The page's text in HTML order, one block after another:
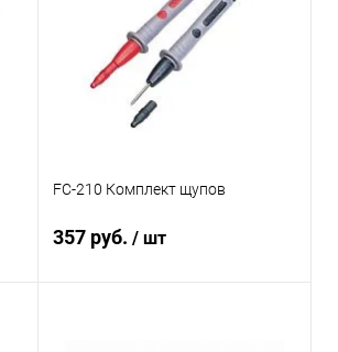
В избранное
FC-210 Комплект щупов
357 руб./ шт